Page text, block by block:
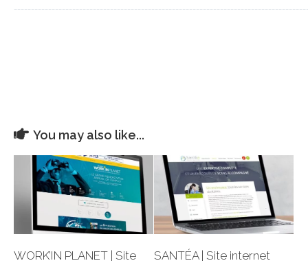
You may also like...
WORK’IN PLANET | Site
SANTÉA | Site internet